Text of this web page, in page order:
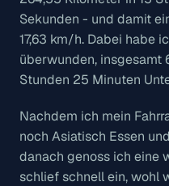
Sekunden - und damit
17,63 km/h. Dabei habe
überwunden, insgesamt
Stunden 25 Minuten
Nachdem ich mein
noch Asiatisch Essen
danach genoss ich eine
schlief schnell ein, wohl